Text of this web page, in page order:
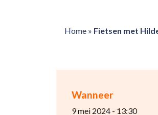
Home» Fietsen met
Wanneer
9 mei 2024 - 13:30